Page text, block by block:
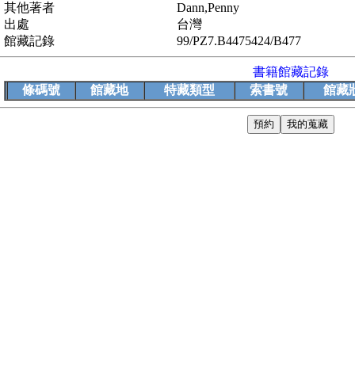
其他著者
Dann,Penny
出處
台灣
館藏記錄
99/PZ7.B4475424/B477
書籍館藏記錄
條碼號
館藏地 特藏類型 索書號 館藏